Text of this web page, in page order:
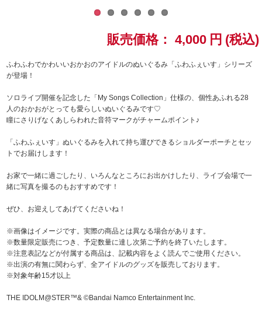
ラブライブ！
ラブライブ！虹ヶ咲学園スクールアイドル同好会
ラブライブ！スーパースター!!
アイドリッシュセブン
販売価格： 4,000 円 (税込)
ふわふわでかわいいおかおのアイドルのぬいぐるみ「ふわふぇいす」シリーズ
が登場！
ソロライブ開催を記念した「My Songs Collection」仕様の、個性あふれる28
人のおかおがとっても愛らしいぬいぐるみです♡
瞳にさりげなくあしらわれた音符マークがチャームポイント♪
「ふわふぇいす」ぬいぐるみを入れて持ち運びできるショルダーポーチとセッ
トでお届けします！
お家で一緒に過ごしたり、いろんなところにお出かけしたり、ライブ会場で一
緒に写真を撮るのもおすすめです！
ぜひ、お迎えしてあげてくださいね！
※画像はイメージです。実際の商品とは異なる場合があります。
※数量限定販売につき、予定数量に達し次第ご予約を終了いたします。
※注意表記などが付属する商品は、記載内容をよく読んでご使用ください。
※出演の有無に関わらず、全アイドルのグッズを販売しております。
※対象年齢15才以上
THE IDOLM@STER™& ©Bandai Namco Entertainment Inc.